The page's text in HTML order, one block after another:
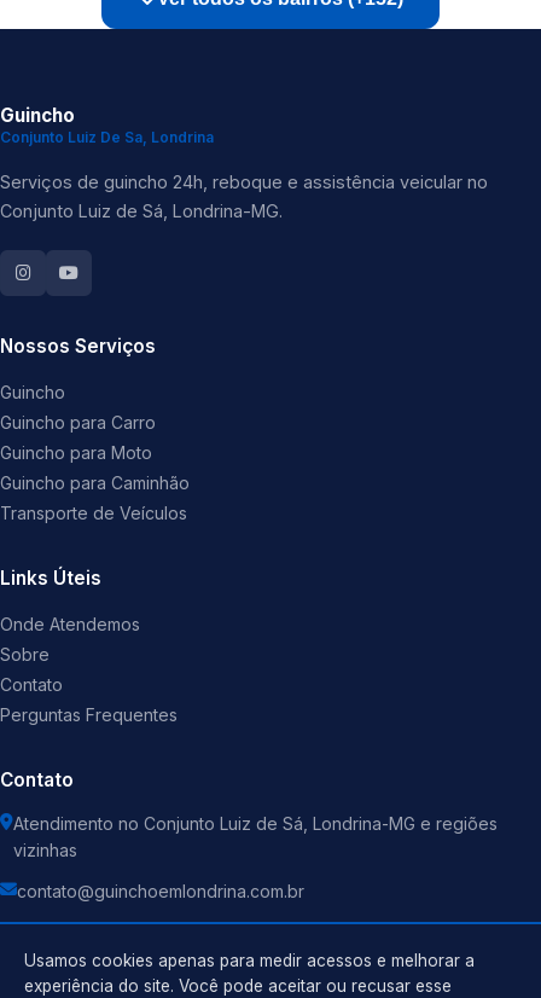
Guincho
Conjunto Luiz De Sa, Londrina
Serviços de guincho 24h, reboque e assistência veicular no
Conjunto Luiz de Sá, Londrina-MG.
Nossos Serviços
Guincho
Guincho para Carro
Guincho para Moto
Guincho para Caminhão
Transporte de Veículos
Links Úteis
Onde Atendemos
Sobre
Contato
Perguntas Frequentes
Contato
Atendimento no Conjunto Luiz de Sá, Londrina-MG e regiões
vizinhas
contato@guinchoemlondrina.com.br
Usamos cookies apenas para medir acessos e melhorar a
experiência do site. Você pode aceitar ou recusar esse